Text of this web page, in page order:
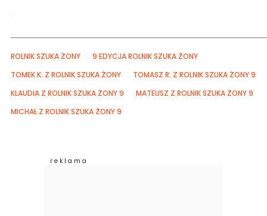
ROLNIK SZUKA ŻONY
9 EDYCJA ROLNIK SZUKA ŻONY
TOMEK K. Z ROLNIK SZUKA ŻONY
TOMASZ R. Z ROLNIK SZUKA ŻONY 9
KLAUDIA Z ROLNIK SZUKA ŻONY 9
MATEUSZ Z ROLNIK SZUKA ŻONY 9
MICHAŁ Z ROLNIK SZUKA ŻONY 9